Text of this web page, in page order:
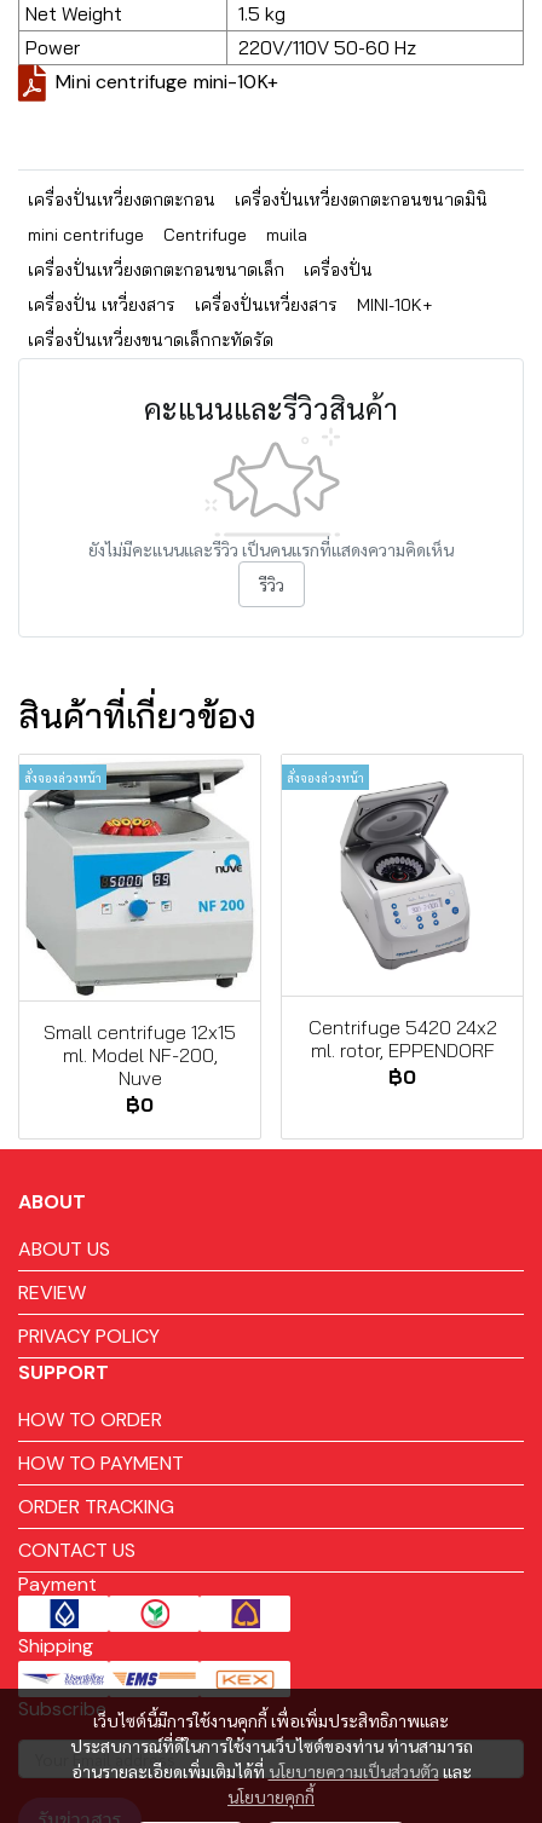
Net Weight
1.5 kg
Power
220V/110V 50-60 Hz
Mini centrifuge mini-10K+
เครื่องปั่นเหวี่ยงตกตะกอน
เครื่องปั่นเหวี่ยงตกตะกอนขนาดมินิ
mini centrifuge
Centrifuge
muila
เครื่องปั่นเหวี่ยงตกตะกอนขนาดเล็ก
เครื่องปั่น
เครื่องปั่น เหวี่ยงสาร
เครื่องปั่นเหวี่ยงสาร
MINI-10K+
เครื่องปั่นเหวี่ยงขนาดเล็กกะทัดรัด
คะแนนและรีวิวสินค้า
ยังไม่มีคะแนนและรีวิว เป็นคนแรกที่แสดงความคิดเห็น
รีวิว
สินค้าที่เกี่ยวข้อง
สั่งจองล่วงหน้า
Small centrifuge 12x15
ml. Model NF-200,
Nuve
฿0
สั่งจองล่วงหน้า
Centrifuge 5420 24x2
ml. rotor, EPPENDORF
฿0
เว็บไซต์นี้มีการใช้งานคุกกี้ เพื่อเพิ่มประสิทธิภาพและ
ประสบการณ์ที่ดีในการใช้งานเว็บไซต์ของท่าน ท่านสามารถ
อ่านรายละเอียดเพิ่มเติมได้ที่ นโยบายความเป็นส่วนตัว และ
นโยบายคุกกี้
ABOUT
ABOUT US
REVIEW
PRIVACY POLICY
SUPPORT
HOW TO ORDER
HOW TO PAYMENT
ORDER TRACKING
CONTACT US
Payment
Shipping
Subscribe